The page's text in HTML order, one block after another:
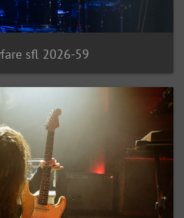
sfl 2026-59